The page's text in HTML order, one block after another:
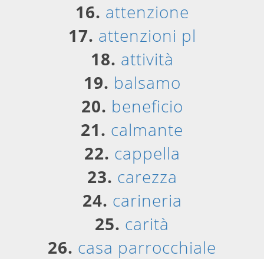
16. attenzione
17. attenzioni pl
18. attività
19. balsamo
20. beneficio
21. calmante
22. cappella
23. carezza
24. carineria
25. carità
26. casa parrocchiale